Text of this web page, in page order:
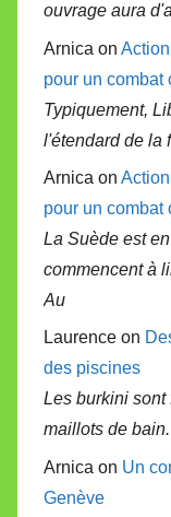
ouvrage aura
Arnica on
pour un combat
Typiquement,
l'étendard de la
Arnica on
pour un combat
La Suède est
commencent à
Au
Laurence on
des piscines
Les burkini sont
maillots de
Arnica on Un
Genève